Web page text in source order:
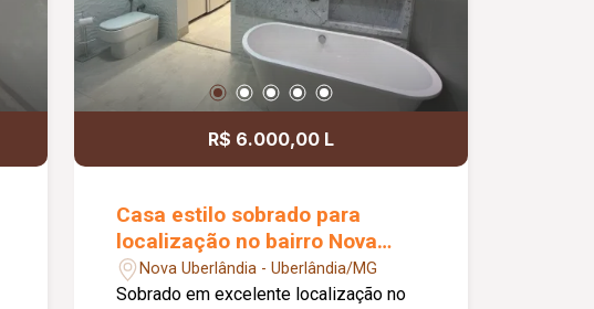
R$ 6.000,00 L
Casa estilo sobrado para
localização no bairro Nova
Uberlândia
Nova Uberlândia - Uberlândia/MG
Sobrado em excelente localização no